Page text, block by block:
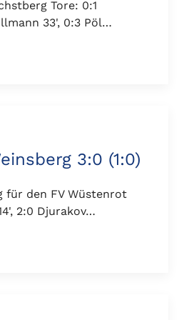
Tore: 0:1
33', 0:3 Pöl…
3:0 (1:0)
für den FV Wüstenrot
2:0 Djurakov…